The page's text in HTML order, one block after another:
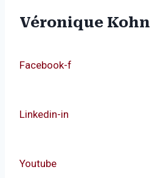
Véronique Kohn
Facebook-f
Linkedin-in
Youtube